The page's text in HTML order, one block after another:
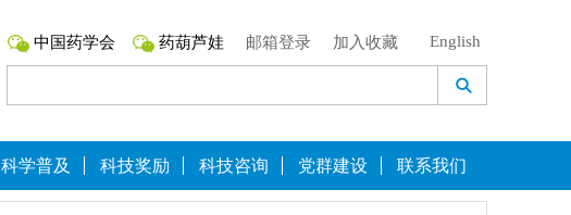
中国药学会 药葫芦娃 邮箱登录 加入收藏 English
科学普及 科技奖励 科技咨询 党群建设 联系我们